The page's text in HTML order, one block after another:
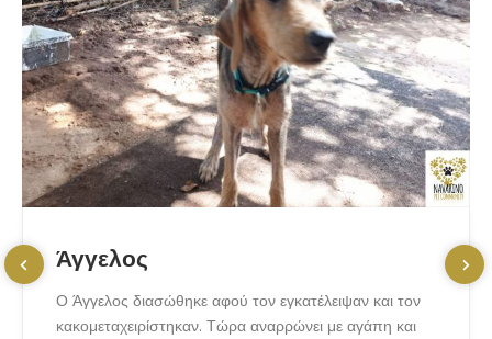
Άγγελος
Ο Άγγελος διασώθηκε αφού τον εγκατέλειψαν και τον
κακομεταχειρίστηκαν. Τώρα αναρρώνει με αγάπη και